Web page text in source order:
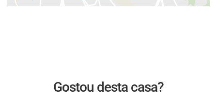
Gostou desta casa?